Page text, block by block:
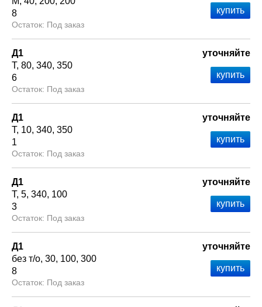
8
Под заказ
Д1
Т 80 340 350
6
Под заказ
уточняйте
Д1
Т 10 340 350
1
Под заказ
уточняйте
Д1
Т 5 340 100
3
Под заказ
уточняйте
Д1
без т/о 30 100 300
8
Под заказ
уточняйте